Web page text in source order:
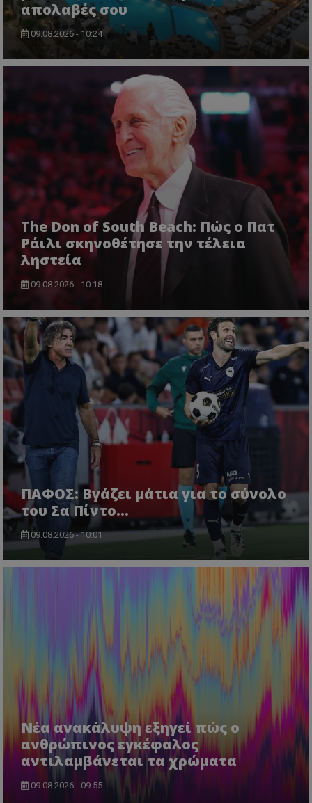
απολαβές σου
09.08.2026 - 10:24
The Don of South Beach: Πώς ο Πατ
Ράιλι σκηνοθέτησε την τέλεια
ληστεία
09.08.2026 - 10:18
ΠΑΦΟΣ: Βγάζει μάτια για το σύνολο
του Σα Πίντο...
09.08.2026 - 10:01
Νέα ανακάλυψη εξηγεί πώς ο
ανθρώπινος εγκέφαλος
αντιλαμβάνεται τα χρώματα
09.08.2026 - 09:55